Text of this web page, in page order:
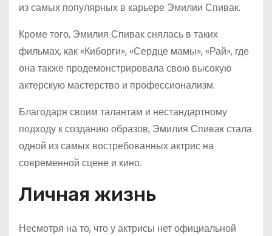
из самых популярных в карьере Эмилии Спивак.
Кроме того, Эмилия Спивак снялась в таких
фильмах, как «Киборги», «Сердце мамы», «Рай», где
она также продемонстрировала свою высокую
актерскую мастерство и профессионализм.
Благодаря своим талантам и нестандартному
подходу к созданию образов, Эмилия Спивак стала
одной из самых востребованных актрис на
современной сцене и кино.
Личная жизнь
Несмотря на то, что у актрисы нет официальной